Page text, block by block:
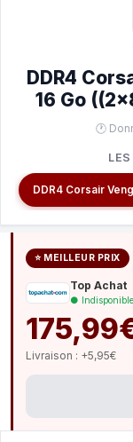
DDR4
16 Go
🕐
⭐ MEILLEUR PRIX
Top Achat
● Indisponible
Livraison : +5,95€